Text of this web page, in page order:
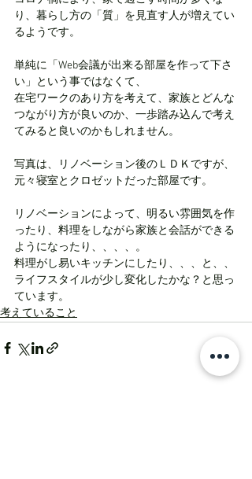
り、暮らし方の「質」を見直す人が増えてい
るようです。
単純に「Web会議が出来る部屋を作って下さ
い」という事ではなくて、
在宅ワークのあり方を考えて、家族とどんな
つながり方が良いのか、一歩踏み込んで考え
てみると良いのかもしれません。
写真は、リノベーション後のＬＤＫですが、
元々寝室とクロゼットだった部屋です。
リノベーションによって、明るい雰囲気を作
ったり、料理をしながら家族と会話ができる
ようになったり、、、、。
料理がし易いキッチンにしたり、、、と、、
ライフスタイルが少し変化したかな？と思っ
ています。
考えていること